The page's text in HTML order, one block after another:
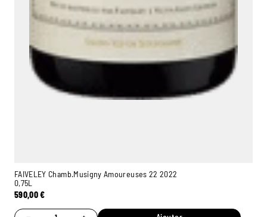
FAIVELEY Chamb.Musigny Amoureuses 22 2022
0,75L
590,00€